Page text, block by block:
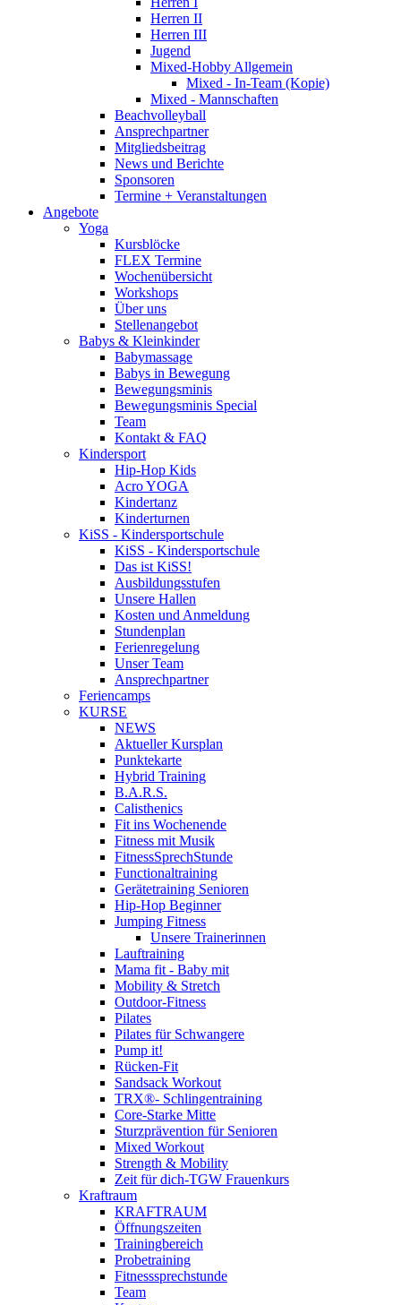
Herren II
Herren III
Jugend
Mixed-Hobby Allgemein
Mixed - In-Team (Kopie)
Mixed - Mannschaften
Beachvolleyball
Ansprechpartner
Mitgliedsbeitrag
News und Berichte
Sponsoren
Termine + Veranstaltungen
Angebote
Yoga
Kursblöcke
FLEX Termine
Wochenübersicht
Workshops
Über uns
Stellenangebot
Babys & Kleinkinder
Babymassage
Babys in Bewegung
Bewegungsminis
Bewegungsminis Special
Team
Kontakt & FAQ
Kindersport
Hip-Hop Kids
Acro YOGA
Kindertanz
Kinderturnen
KiSS - Kindersportschule
KiSS - Kindersportschule
Das ist KiSS!
Ausbildungsstufen
Unsere Hallen
Kosten und Anmeldung
Stundenplan
Ferienregelung
Unser Team
Ansprechpartner
Feriencamps
KURSE
NEWS
Aktueller Kursplan
Punktekarte
Hybrid Training
B.A.R.S.
Calisthenics
Fit ins Wochenende
Fitness mit Musik
FitnessSprechStunde
Functionaltraining
Gerätetraining Senioren
Hip-Hop Beginner
Jumping Fitness
Unsere Trainerinnen
Lauftraining
Mama fit - Baby mit
Mobility & Stretch
Outdoor-Fitness
Pilates
Pilates für Schwangere
Pump it!
Rücken-Fit
Sandsack Workout
TRX®- Schlingentraining
Core-Starke Mitte
Sturzprävention für Senioren
Mixed Workout
Strength & Mobility
Zeit für dich-TGW Frauenkurs
Kraftraum
KRAFTRAUM
Öffnungszeiten
Trainingbereich
Probetraining
Fitnesssprechstunde
Team